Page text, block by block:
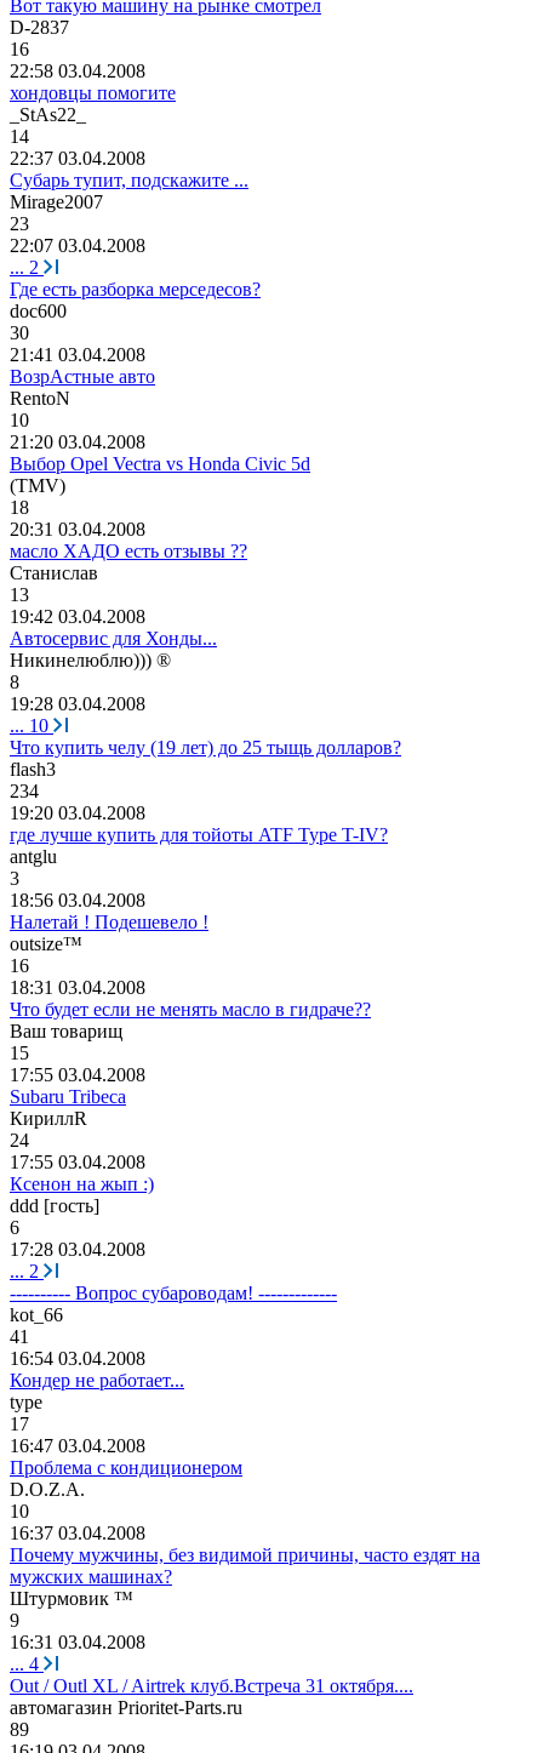
Вот такую машину на рынке смотрел
D-2837
16
22:58 03.04.2008
хондовцы помогите
_StAs22_
14
22:37 03.04.2008
Субарь тупит, подскажите ...
Mirage2007
23
22:07 03.04.2008
... 2
Где есть разборка мерседесов?
doc600
30
21:41 03.04.2008
ВозрАстные авто
RеntoN
10
21:20 03.04.2008
Выбор Opel Vectra vs Honda Civic 5d
(TMV)
18
20:31 03.04.2008
масло ХАДО есть отзывы ??
Станиcлав
13
19:42 03.04.2008
Автосервис для Хонды...
Никинелюблю))) ®
8
19:28 03.04.2008
... 10
Что купить челу (19 лет) до 25 тыщь долларов?
flash3
234
19:20 03.04.2008
где лучше купить для тойоты ATF Type T-IV?
antglu
3
18:56 03.04.2008
Налетай ! Подешевело !
outsize™
16
18:31 03.04.2008
Что будет если не менять масло в гидраче??
Ваш товарищ
15
17:55 03.04.2008
Subaru Tribeca
КириллR
24
17:55 03.04.2008
Ксенон на жып :)
ddd [гoсть]
6
17:28 03.04.2008
... 2
---------- Вопрос субароводам! -------------
kot_66
41
16:54 03.04.2008
Кондер не работает...
type
17
16:47 03.04.2008
Проблема с кондиционером
D.O.Z.A.
10
16:37 03.04.2008
Почему мужчины, без видимой причины, часто ездят на
мужских машинах?
Штурмовик ™
9
16:31 03.04.2008
... 4
Out / Outl XL / Airtrek клуб.Встреча 31 октября....
автомагазин Prioritet-Parts.ru
89